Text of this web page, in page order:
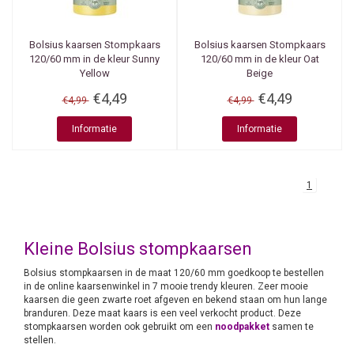
Bolsius kaarsen Stompkaars
120/60 mm in de kleur Sunny
Yellow
€4,99 €4,49
Informatie
Bolsius kaarsen Stompkaars
120/60 mm in de kleur Oat
Beige
€4,99 €4,49
Informatie
1
Kleine Bolsius stompkaarsen
Bolsius stompkaarsen in de maat 120/60 mm goedkoop te bestellen
in de online kaarsenwinkel in 7 mooie trendy kleuren. Zeer mooie
kaarsen die geen zwarte roet afgeven en bekend staan om hun lange
branduren. Deze maat kaars is een veel verkocht product. Deze
stompkaarsen worden ook gebruikt om een noodpakket samen te
stellen.